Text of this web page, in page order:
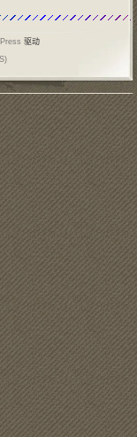
”呢？中国餐桌上的
驱动